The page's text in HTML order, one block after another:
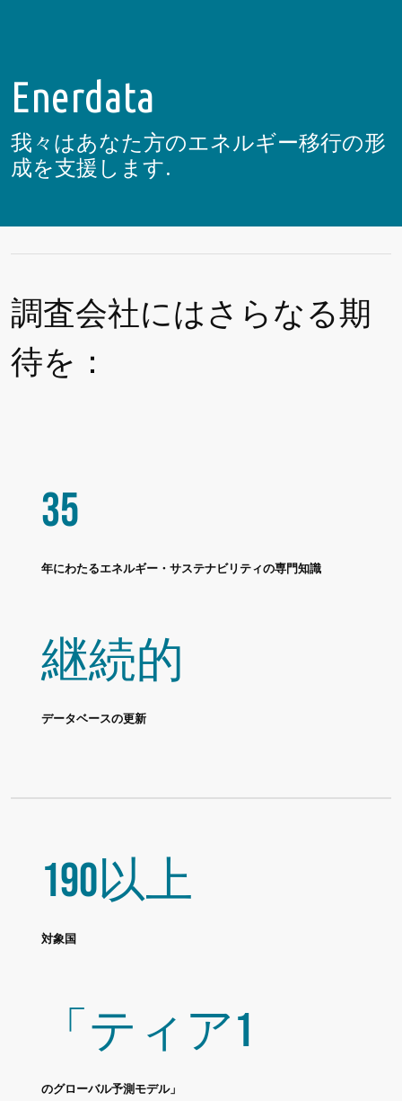
Enerdata
我々はあなた方のエネルギー移行の形
成を支援します.
調査会社にはさらなる期
待を：
35
年にわたるエネルギー・サステナビリティの専門知識
継続的
データベースの更新
190以上
対象国
「ティア1
のグローバル予測モデル」